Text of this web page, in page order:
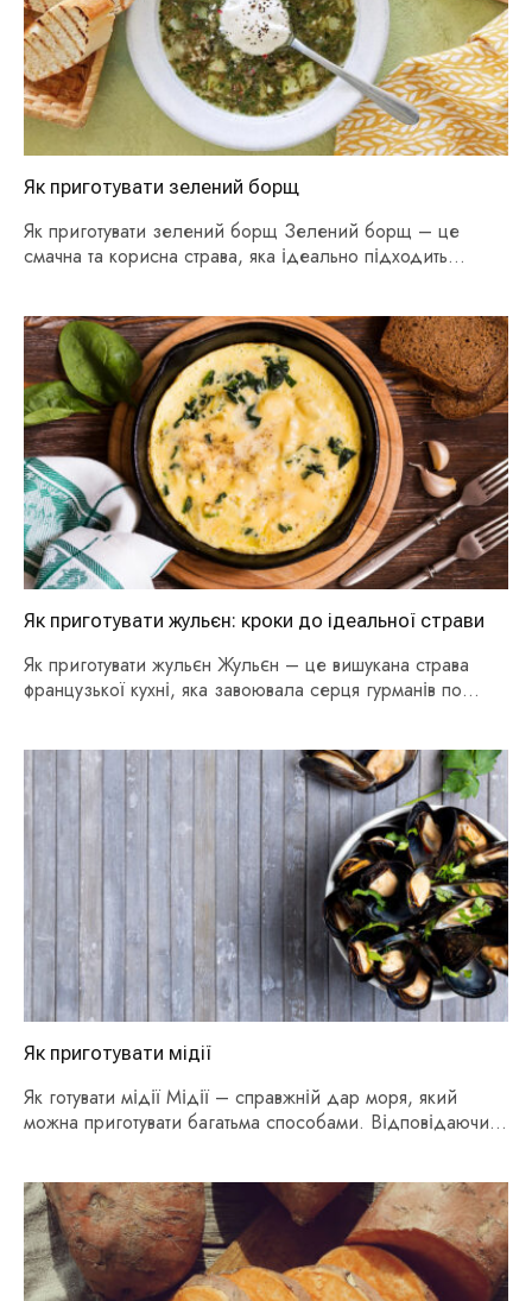
Як приготувати зелений борщ
Як приготувати зелений борщ Зелений борщ – це
смачна та корисна страва, яка ідеально підходить…
Як приготувати жульєн: кроки до ідеальної страви
Як приготувати жульєн Жульєн – це вишукана страва
французької кухні, яка завоювала серця гурманів по…
Як приготувати мідії
Як готувати мідії Мідії – справжній дар моря, який
можна приготувати багатьма способами. Відповідаючи